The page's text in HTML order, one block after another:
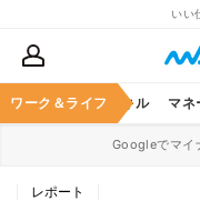
いい
ワーク＆ライフ
ア ビジネススキル マネ
Googleでマイ
レポート